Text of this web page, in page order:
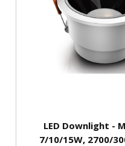
LED Downlight -
7/10/15W, 2700/